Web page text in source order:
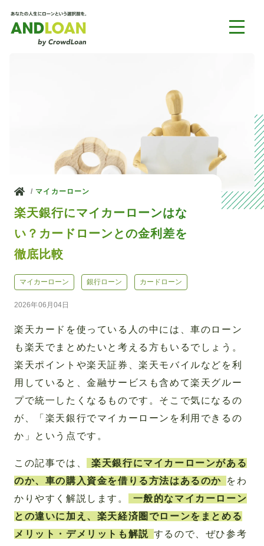
ホーム
マイカーローン
楽天銀行にマイカーローンはな
い？カードローンとの金利差を
徹底比較
マイカーローン 銀行ローン カードローン
2026年06月04日
楽天カードを使っている人の中には、車のローン
も楽天でまとめたいと考える方もいるでしょう。
楽天ポイントや楽天証券、楽天モバイルなどを利
用していると、金融サービスも含めて楽天グルー
プで統一したくなるものです。そこで気になるの
が、「楽天銀行でマイカーローンを利用できるの
か」という点です。
この記事では、
楽天銀行にマイカーローンがある
のか、車の購入資金を借りる方法はあるのか
をわ
かりやすく解説します。
一般的なマイカーローン
との違いに加え、楽天経済圏でローンをまとめる
メリット・デメリットも解説 するので、ぜひ参考